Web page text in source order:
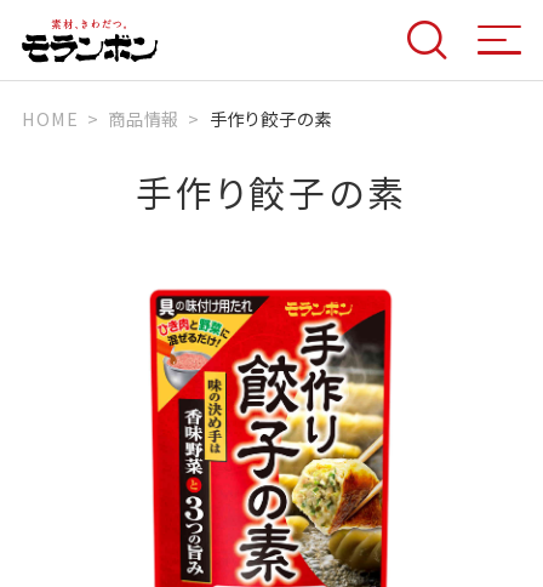
HOME 商品情報 手作り餃子の素
手作り餃子の素